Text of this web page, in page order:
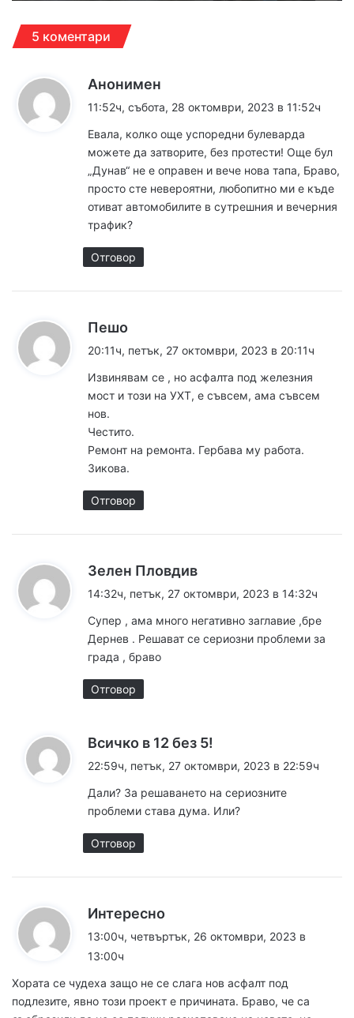
5 коментари
Анонимен
а
:
11:52ч, събота, 28 октомври, 2023 в 11:52ч
Евала, колко още успоредни булеварда
можете да затворите, без протести! Още бул
„Дунав“ не е оправен и вече нова тапа, Браво,
просто сте невероятни, любопитно ми е къде
отиват автомобилите в сутрешния и вечерния
трафик?
Отговор
Пешо
а
:
20:11ч, петък, 27 октомври, 2023 в 20:11ч
Извинявам се , но асфалта под железния
мост и този на УХТ, е съвсем, ама съвсем
нов.
Честито.
Ремонт на ремонта. Гербава му работа.
Зикова.
Отговор
Зелен Пловдив
а
:
14:32ч, петък, 27 октомври, 2023 в 14:32ч
Супер , ама много негативно заглавие ,бре
Дернев . Решават се сериозни проблеми за
града , браво
Отговор
Всичко в 12 без 5!
а
:
22:59ч, петък, 27 октомври, 2023 в 22:59ч
Дали? За решаването на сериозните
проблеми става дума. Или?
Отговор
Интересно
:
13:00ч, четвъртък, 26 октомври, 2023 в
13:00ч
Хората се чудеха защо не се слага нов асфалт под
подлезите, явно този проект е причината. Браво, че са